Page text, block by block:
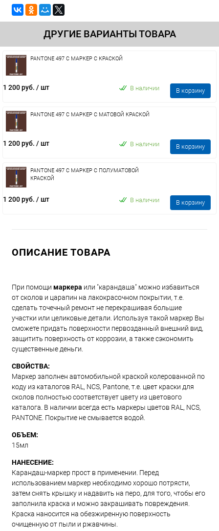
ДРУГИЕ ВАРИАНТЫ ТОВАРА
PANTONE 497 C МАРКЕР С КРАСКОЙ
1 200 руб. / шт В наличии В корзину
PANTONE 497 C МАРКЕР С МАТОВОЙ КРАСКОЙ
1 200 руб. / шт В наличии В корзину
PANTONE 497 C МАРКЕР С ПОЛУМАТОВОЙ
КРАСКОЙ
1 200 руб. / шт В наличии В корзину
ОПИСАНИЕ ТОВАРА
При помощи маркера или "карандаша" можно избавиться
от сколов и царапин на лакокрасочном покрытии, т.е.
сделать точечный ремонт не перекрашивая большие
участки или целиковые детали. Используя такой маркер Вы
сможете придать поверхности первозданный внешний вид,
защитить поверхность от коррозии, а также сэкономить
существенные деньги.
СВОЙСТВА:
Маркер заполнен автомобильной краской колерованной по
коду из каталогов RAL, NCS, Pantone, т.е. цвет краски для
сколов полностью соответствует цвету из цветового
каталога. В наличии всегда есть маркеры цветов RAL, NCS,
PANTONE. Покрытие не смывается водой.
ОБЪЕМ:
15мл
НАНЕСЕНИЕ:
Карандаш-маркер прост в применении. Перед
использованием маркер необходимо хорошо потрясти,
затем снять крышку и надавить на перо, для того, чтобы его
заполнила краска и можно закрашивать повреждения.
Краска наносится на обезжиренную поверхность
очищенную от пыли и ржавчины.